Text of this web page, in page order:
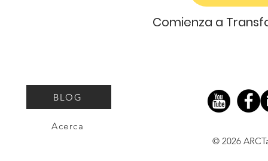
Comienza a
BLOG
Acerca
© 2026